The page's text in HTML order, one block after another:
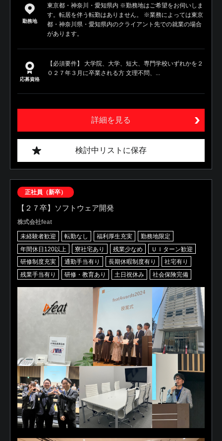
勤務地
東京都・神奈川・愛知県内 ※勤務地はご希望をお伺いしま
す。転居を伴う転勤はありません。 ※業務によっては東京
都・神奈川県・愛知県内のクライアント先での就業の場合
があります。
応募資格
【必須要件】 大学院、大学、短大、専門学校いずれかを２
０２７年３月に卒業される方 文理不問、...
詳細を見る
検討中リストに保存
正社員（新卒）
【２７卒】ソフトウェア開発
株式会社feat
未経験者歓迎 転勤なし 福利厚生充実
勤務地限定
年間休日120以上
寮社宅あり 残業少なめ
ＵＩターン歓迎
研修制度充実
通勤手当有り 長期休暇制度有り
社宅有り
残業手当有り
研修・教育あり 土日祝休み 社会保険完備